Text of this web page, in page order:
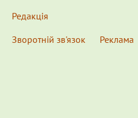
Редакція
Зворотній зв'язок
Реклама